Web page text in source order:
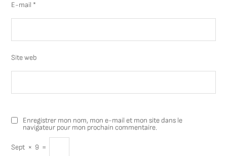
E-mail *
Site web
Enregistrer mon nom, mon e-mail et mon site dans le
navigateur pour mon prochain commentaire.
Sept × 9 =